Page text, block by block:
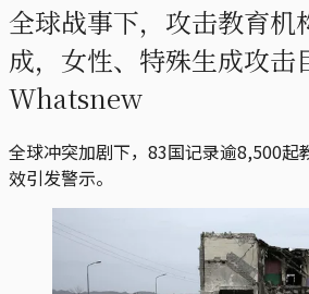
全球战事下，攻击教育机
成，女性、特殊生成攻击
Whatsnew
全球冲突加剧下，83国记录逾8,500起
效引发警示。